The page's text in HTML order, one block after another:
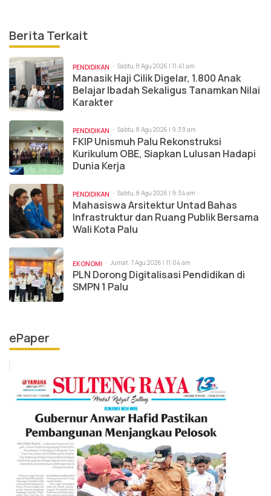
Berita Terkait
PENDIDIKAN Sabtu, 8 Agu 2026 | 11:41 am
Manasik Haji Cilik Digelar, 1.800 Anak
Belajar Ibadah Sekaligus Tanamkan Nilai
Karakter
PENDIDIKAN Sabtu, 8 Agu 2026 | 9:39 am
FKIP Unismuh Palu Rekonstruksi
Kurikulum OBE, Siapkan Lulusan Hadapi
Dunia Kerja
PENDIDIKAN Sabtu, 8 Agu 2026 | 9:34 am
Mahasiswa Arsitektur Untad Bahas
Infrastruktur dan Ruang Publik Bersama
Wali Kota Palu
EKONOMI Jumat, 7 Agu 2026 | 11:04 am
PLN Dorong Digitalisasi Pendidikan di
SMPN 1 Palu
ePaper